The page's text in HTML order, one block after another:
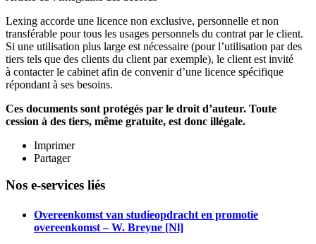
Lexing accorde une licence non exclusive, personnelle et non
transférable pour tous les usages personnels du contrat par le client.
Si une utilisation plus large est nécessaire (pour l’utilisation par des
tiers tels que des clients du client par exemple), le client est invité
à contacter le cabinet afin de convenir d’une licence spécifique
répondant à ses besoins.
Ces documents sont protégés par le droit d’auteur. Toute
cession à des tiers, même gratuite, est donc illégale.
Imprimer
Partager
Nos e-services liés
Overeenkomst van studieopdracht en promotie
overeenkomst – W. Breyne [Nl]